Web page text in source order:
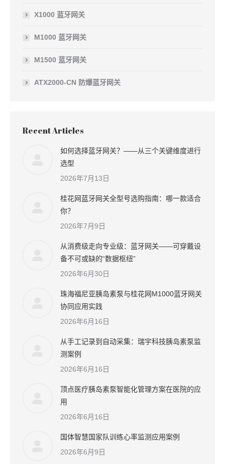
X1000 蓝牙网关
M1000 蓝牙网关
M1500 蓝牙网关
ATX2000-CN 防爆蓝牙网关
Recent Articles
如何选择蓝牙网关？——从三个关键维度进行
选型
2026年7月13日
桂花网蓝牙网关全型号选购指南：哪一款适合
你？
2026年7月9日
从消费级走向专业级：蓝牙网关——可穿戴设
备不可或缺的“数据枢纽”
2026年6月30日
珠海福尼亚胰岛素泵与桂花网M1000蓝牙网关
协同应用实践
2026年6月16日
从手工记录到自动采集：瑞宇科技胰岛素泵监
测案例
2026年6月16日
顶点医疗胰岛素泵智能化管理方案在医院的应
用
2026年6月16日
国体智慧国家队训练心率监测应用案例
2026年6月9日